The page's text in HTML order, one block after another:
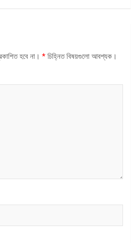
হবে না। * চিহ্নিত বিষয়গুলো আবশ্যক।